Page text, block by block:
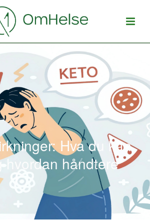
Hva du kan
hvordan håndtere